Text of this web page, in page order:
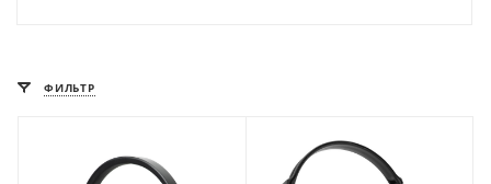
ФИЛЬТР